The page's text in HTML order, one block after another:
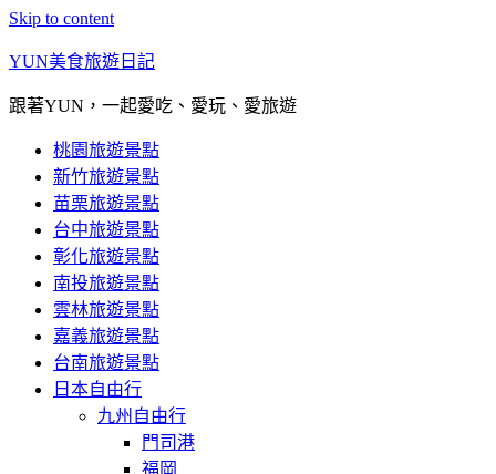
Skip to content
YUN美食旅遊日記
跟著YUN，一起愛吃、愛玩、愛旅遊
桃園旅遊景點
新竹旅遊景點
苗栗旅遊景點
台中旅遊景點
彰化旅遊景點
南投旅遊景點
雲林旅遊景點
嘉義旅遊景點
台南旅遊景點
日本自由行
九州自由行
門司港
福岡